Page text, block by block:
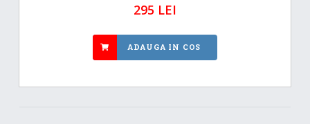
295 LEI
ADAUGA IN COS